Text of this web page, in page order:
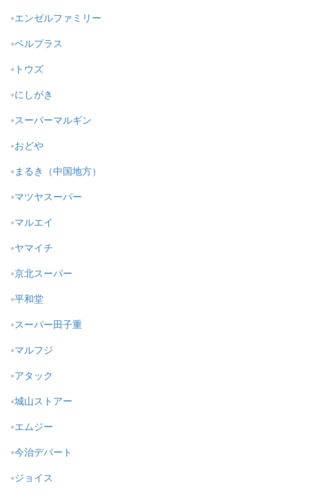
エンゼルファミリー
ベルプラス
トウズ
にしがき
スーパーマルギン
おどや
まるき（中国地方）
マツヤスーパー
マルエイ
ヤマイチ
京北スーパー
平和堂
スーパー田子重
マルフジ
アタック
城山ストアー
エムジー
今治デパート
ジョイス